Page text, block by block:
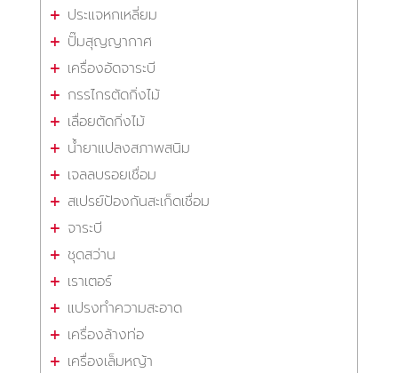
ประแจหกเหลี่ยม
ปั๊มสุญญากาศ
เครื่องอัดจาระบี
กรรไกรตัดกิ่งไม้
เลื่อยตัดกิ่งไม้
น้ำยาแปลงสภาพสนิม
เจลลบรอยเชื่อม
สเปรย์ป้องกันสะเก็ดเชื่อม
จาระบี
ชุดสว่าน
เราเตอร์
แปรงทำความสะอาด
เครื่องล้างท่อ
เครื่องเล็มหญ้า